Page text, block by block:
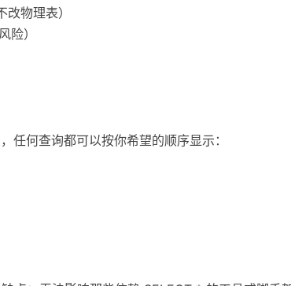
物理表）
险）
任何查询都可以按你希望的顺序显示：